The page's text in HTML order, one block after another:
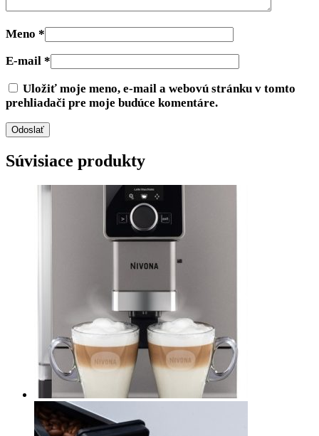
Meno *
E-mail *
Uložiť moje meno, e-mail a webovú stránku v tomto
prehliadači pre moje budúce komentáre.
Súvisiace produkty